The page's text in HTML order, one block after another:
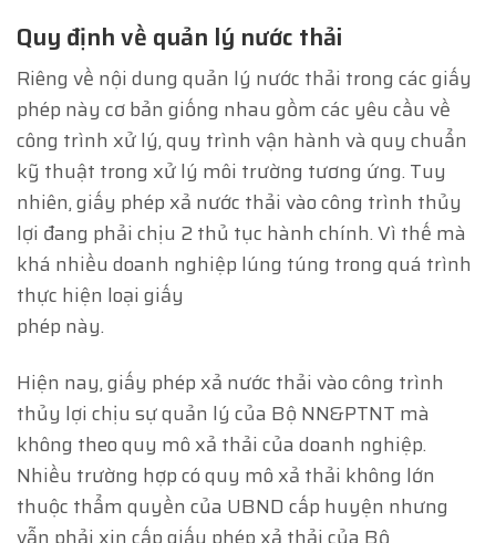
Quy định về quản lý nước thải
Riêng về nội dung quản lý nước thải trong các giấy
phép này cơ bản giống nhau gồm các yêu cầu về
công trình xử lý, quy trình vận hành và quy chuẩn
kỹ thuật trong xử lý môi trường tương ứng. Tuy
nhiên, giấy phép xả nước thải vào công trình thủy
lợi đang phải chịu 2 thủ tục hành chính. Vì thế mà
khá nhiều doanh nghiệp lúng túng trong quá trình
thực hiện loại giấy
phép này.
Hiện nay, giấy phép xả nước thải vào công trình
thủy lợi chịu sự quản lý của Bộ NN&PTNT mà
không theo quy mô xả thải của doanh nghiệp.
Nhiều trường hợp có quy mô xả thải không lớn
thuộc thẩm quyền của UBND cấp huyện nhưng